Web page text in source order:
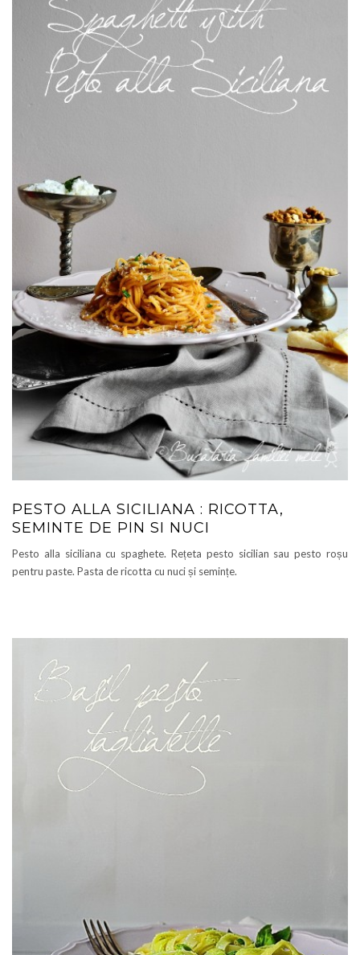
PESTO ALLA SICILIANA : RICOTTA,
SEMINTE DE PIN SI NUCI
Pesto alla siciliana cu spaghete. Rețeta pesto sicilian sau pesto roșu
pentru paste. Pasta de ricotta cu nuci și semințe.